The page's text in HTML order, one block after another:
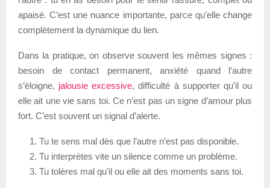
apaisé. C’est une nuance importante, parce qu’elle change
complètement la dynamique du lien.
Dans la pratique, on observe souvent les mêmes signes :
besoin de contact permanent, anxiété quand l’autre
s’éloigne, jalousie excessive, difficulté à supporter qu’il ou
elle ait une vie sans toi. Ce n’est pas un signe d’amour plus
fort. C’est souvent un signal d’alerte.
Tu te sens mal dès que l’autre n’est pas disponible.
Tu interprètes vite un silence comme un problème.
Tu tolères mal qu’il ou elle ait des moments sans toi.